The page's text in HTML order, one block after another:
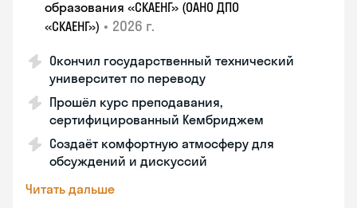
образования «СКАЕНГ» (ОАНО ДПО
«СКАЕНГ») • 2026 г.
Окончил государственный технический
университет по переводу
Прошёл курс преподавания,
сертифицированный Кембриджем
Создаёт комфортную атмосферу для
обсуждений и дискуссий
Читать дальше